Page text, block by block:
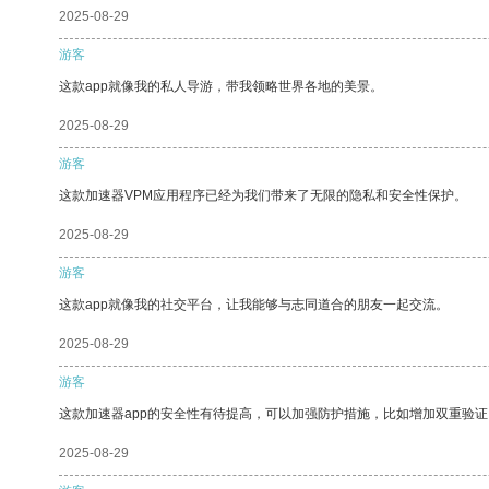
2025-08-29
游客
这款app就像我的私人导游，带我领略世界各地的美景。
2025-08-29
游客
这款加速器VPM应用程序已经为我们带来了无限的隐私和安全性保护。
2025-08-29
游客
这款app就像我的社交平台，让我能够与志同道合的朋友一起交流。
2025-08-29
游客
这款加速器app的安全性有待提高，可以加强防护措施，比如增加双重验
2025-08-29